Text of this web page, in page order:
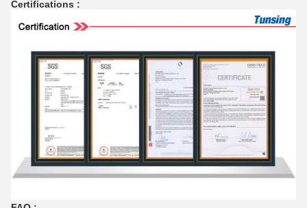
Certifications :